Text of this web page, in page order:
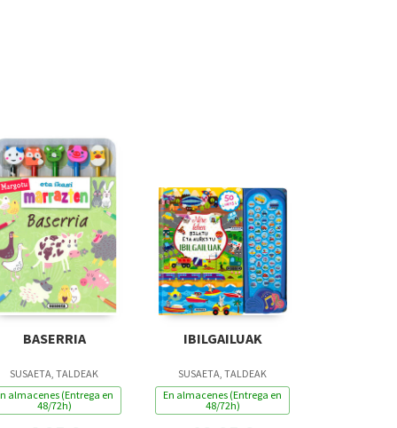
BASERRIA
SUSAETA, TALDEAK
almacenes (Entrega en
48/72h)
IBILGAILUAK
SUSAETA, TALDEAK
En almacenes (Entrega en
48/72h)